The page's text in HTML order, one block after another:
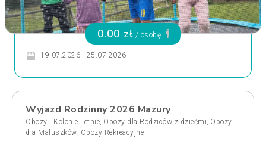
0.00 zł / osobę
19.07.2026 - 25.07.2026
Wyjazd Rodzinny 2026 Mazury
Obozy i Kolonie Letnie, Obozy dla Rodziców z dziećmi, Obozy
dla Maluszków, Obozy Rekreacyjne